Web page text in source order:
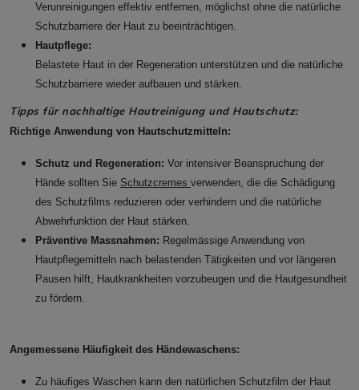
Verunreinigungen effektiv entfernen, möglichst ohne die natürliche
Schutzbarriere der Haut zu beeinträchtigen.
Hautpflege:
Belastete Haut in der Regeneration unterstützen und die natürliche
Schutzbarriere wieder aufbauen und stärken.
Tipps für nachhaltige Hautreinigung und Hautschutz:
Richtige Anwendung von Hautschutzmitteln:
Schutz und Regeneration: Vor intensiver Beanspruchung der
Hände sollten Sie Schutzcremes verwenden, die die Schädigung
des Schutzfilms reduzieren oder verhindern und die natürliche
Abwehrfunktion der Haut stärken.
Präventive Massnahmen: Regelmässige Anwendung von
Hautpflegemitteln nach belastenden Tätigkeiten und vor längeren
Pausen hilft, Hautkrankheiten vorzubeugen und die Hautgesundheit
zu fördern.
Angemessene Häufigkeit des Händewaschens:
Zu häufiges Waschen kann den natürlichen Schutzfilm der Haut